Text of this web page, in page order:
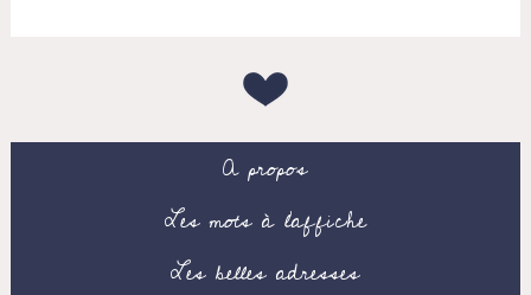
A propos
Les mots à l’affiche
Les belles adresses